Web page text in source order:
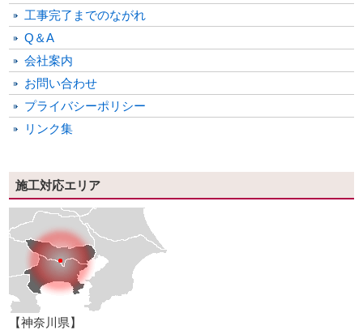
工事完了までのながれ
Q＆A
会社案内
お問い合わせ
プライバシーポリシー
リンク集
施工対応エリア
【神奈川県】